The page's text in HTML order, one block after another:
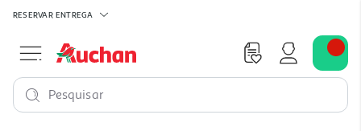
RESERVAR ENTREGA
Pesquisar